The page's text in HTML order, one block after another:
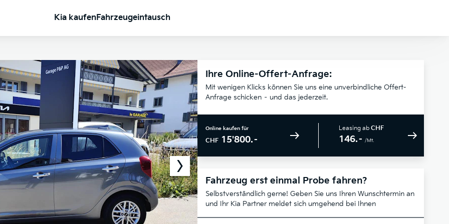
Kia kaufenFahrzeugeintausch
Ihre Online-Offert-Anfrage:
Mit wenigen Klicks können Sie uns eine unverbindliche Offert-
Anfrage schicken – und das jederzeit.
Online kaufen für
CHF 15'800.–
Leasing ab CHF
146.– /Mt.
Fahrzeug erst einmal Probe fahren?
Selbstverständlich gerne! Geben Sie uns Ihren Wunschtermin an
und Ihr Kia Partner meldet sich umgehend bei Ihnen